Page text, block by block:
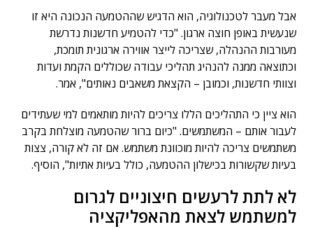
אבל מעבר לטכנולוגיה, הוא הדגיש שההטמעה הנכונה היא זו
שנעשית באופן חוצה ארגון. "כדי להטמיע חדשנות נדרשת
מעורבות ההנהלה, שצריכה לייצר אווירה ארגונית תומכת,
וכתוצאה ממנה להנהיג תהליכי עבודה שכוללים הקמת ועדות
וצוותי חדשנות, וכמובן – הקצאת משאבים נאותים", אמר.
הוא ציין כי התהליכים הללו צריכים להיות מותאמים למי שעתידים
לעבור אותם – המשתמשים. "כיום ברור שהטמעה מוצלחת בקרב
משתמשים צריכה להיות מוכוונת משתמש. אם זה לא קורה, צצות
בעיות שקשורות בכישלון ההטמעה, כולל בעיות אתיות", הוסיף.
לא לתת לרעשים חיצוניים לגרום
למשתמש לצאת מהאפליקציה